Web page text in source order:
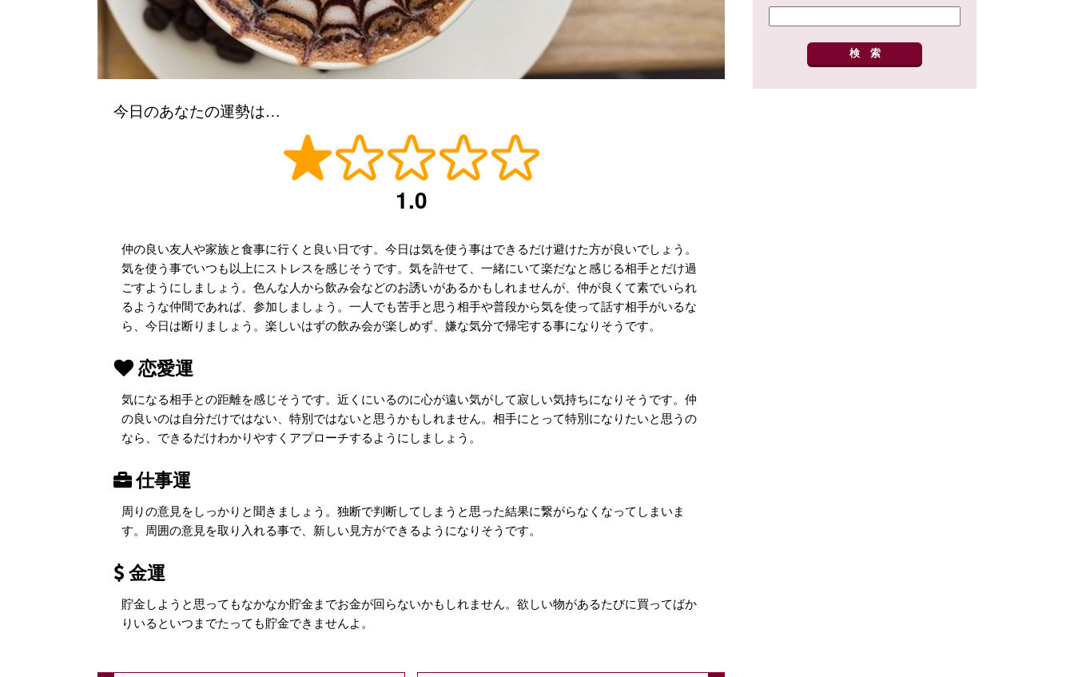
今日のあなたの運勢は…
1.0
仲の良い友人や家族と食事に行くと良い日です。今日は気を使う事はできるだけ避けた方が良いでしょう。
気を使う事でいつも以上にストレスを感じそうです。気を許せて、一緒にいて楽だなと感じる相手とだけ過
ごすようにしましょう。色んな人から飲み会などのお誘いがあるかもしれませんが、仲が良くて素でいられ
るような仲間であれば、参加しましょう。一人でも苦手と思う相手や普段から気を使って話す相手がいるな
ら、今日は断りましょう。楽しいはずの飲み会が楽しめず、嫌な気分で帰宅する事になりそうです。
恋愛運
気になる相手との距離を感じそうです。近くにいるのに心が遠い気がして寂しい気持ちになりそうです。仲
の良いのは自分だけではない、特別ではないと思うかもしれません。相手にとって特別になりたいと思うの
なら、できるだけわかりやすくアプローチするようにしましょう。
仕事運
周りの意見をしっかりと聞きましょう。独断で判断してしまうと思った結果に繋がらなくなってしまいま
す。周囲の意見を取り入れる事で、新しい見方ができるようになりそうです。
金運
貯金しようと思ってもなかなか貯金までお金が回らないかもしれません。欲しい物があるたびに買ってばか
りいるといつまでたっても貯金できませんよ。